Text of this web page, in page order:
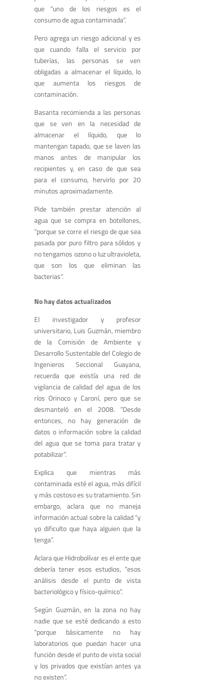
que “uno de los riesgos es el
consumo de agua contaminada”.
Pero agrega un riesgo adicional y es
que cuando falla el servicio por
tuberías, las personas se ven
obligadas a almacenar el líquido, lo
que aumenta los riesgos de
contaminación.
Basanta recomienda a las personas
que se ven en la necesidad de
almacenar el líquido, que lo
mantengan tapado, que se laven las
manos antes de manipular los
recipientes y, en caso de que sea
para el consumo, hervirlo por 20
minutos aproximadamente.
Pide también prestar atención al
agua que se compra en botellones,
“porque se corre el riesgo de que sea
pasada por puro filtro para sólidos y
no tengamos ozono o luz ultravioleta,
que son los que eliminan las
bacterias”.
No hay datos actualizados
El investigador y profesor
universitario, Luis Guzmán, miembro
de la Comisión de Ambiente y
Desarrollo Sustentable del Colegio de
Ingenieros Seccional Guayana,
recuerda que existía una red de
vigilancia de calidad del agua de los
ríos Orinoco y Caroní, pero que se
desmanteló en el 2008. “Desde
entonces, no hay generación de
datos o información sobre la calidad
del agua que se toma para tratar y
potabilizar”.
Explica que mientras más
contaminada esté el agua, más difícil
y más costoso es su tratamiento. Sin
embargo, aclara que no maneja
información actual sobre la calidad “y
yo dificulto que haya alguien que la
tenga”.
Aclara que Hidrobolívar es el ente que
debería tener esos estudios, “esos
análisis desde el punto de vista
bacteriológico y físico-químico”.
Según Guzmán, en la zona no hay
nadie que se esté dedicando a esto
“porque básicamente no hay
laboratorios que puedan hacer una
función desde el punto de vista social
y los privados que existían antes ya
no existen”.